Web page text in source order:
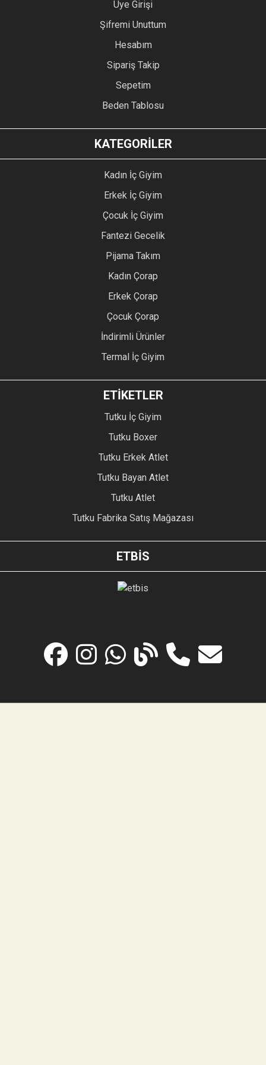
Üye Girişi
Şifremi Unuttum
Hesabım
Sipariş Takip
Sepetim
Beden Tablosu
KATEGORİLER
Kadın İç Giyim
Erkek İç Giyim
Çocuk İç Giyim
Fantezi Gecelik
Pijama Takım
Kadın Çorap
Erkek Çorap
Çocuk Çorap
İndirimli Ürünler
Termal İç Giyim
ETİKETLER
Tutku İç Giyim
Tutku Boxer
Tutku Erkek Atlet
Tutku Bayan Atlet
Tutku Atlet
Tutku Fabrika Satış Mağazası
ETBİS